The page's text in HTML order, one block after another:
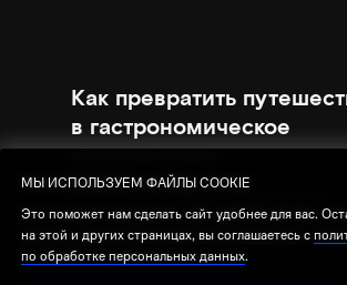
МЫ ИСПОЛЬЗУЕМ ФАЙЛЫ COOKIE
Это поможет нам сделать сайт удобнее для вас.
на этой и других страницах, вы соглашаетесь с
по обработке персональных данных.
Как превратить
в гастрономическое
приключение
Что есть в любом новом месте
МЫ ИСПОЛЬЗУЕМ ФАЙЛЫ COOKIE
Это поможет нам сделать сайт удобнее для вас.
на этой и других страницах, вы соглашаетесь с
по обработке персональных данных.